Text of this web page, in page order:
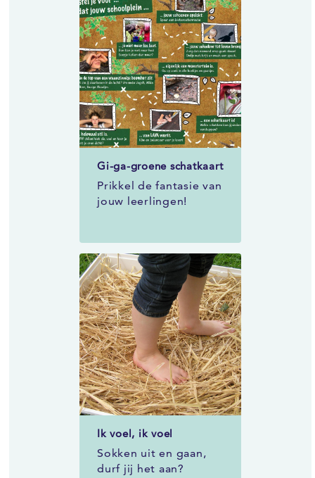
Gi-ga-groene schatkaart
Prikkel de fantasie van
jouw leerlingen!
Ik voel, ik voel
Sokken uit en gaan,
durf jij het aan?